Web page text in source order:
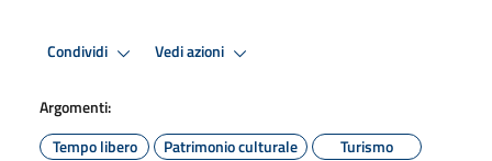
Condividi Vedi azioni
Argomenti:
Tempo libero
Patrimonio culturale Turismo